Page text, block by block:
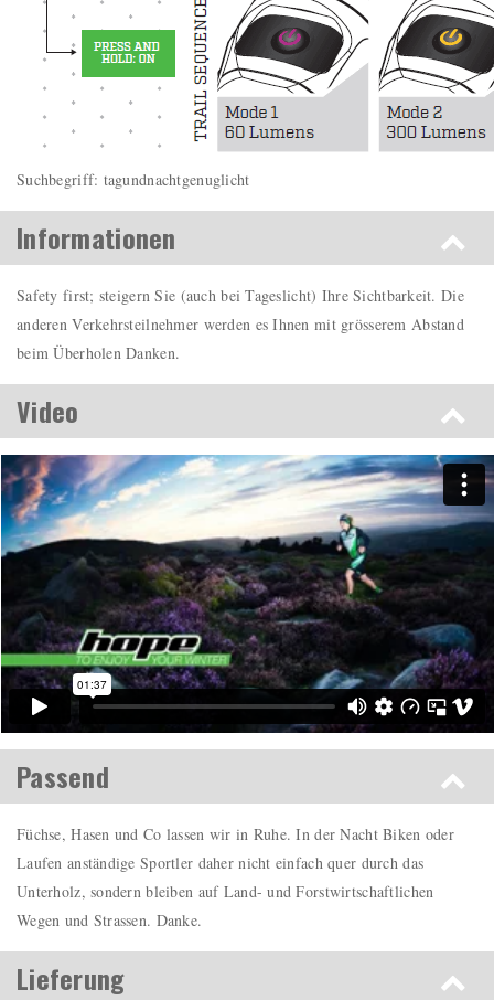
Suchbegriff: tagundnachtgenuglicht
Informationen
Safety first; steigern Sie (auch bei Tageslicht) Ihre Sichtbarkeit. Die
anderen Verkehrsteilnehmer werden es Ihnen mit grösserem Abstand
beim Überholen Danken.
Video
Passend
Füchse, Hasen und Co lassen wir in Ruhe. In der Nacht Biken oder
Laufen anständige Sportler daher nicht einfach quer durch das
Unterholz, sondern bleiben auf Land- und Forstwirtschaftlichen
Wegen und Strassen. Danke.
Lieferung